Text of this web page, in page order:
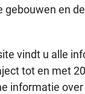
gebouwen en
vindt u alle
tot en met
informatie